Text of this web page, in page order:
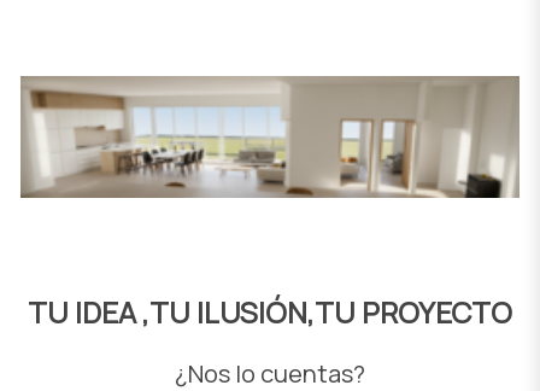
TU IDEA ,TU ILUSIÓN,TU PROYECTO
¿Nos lo cuentas?